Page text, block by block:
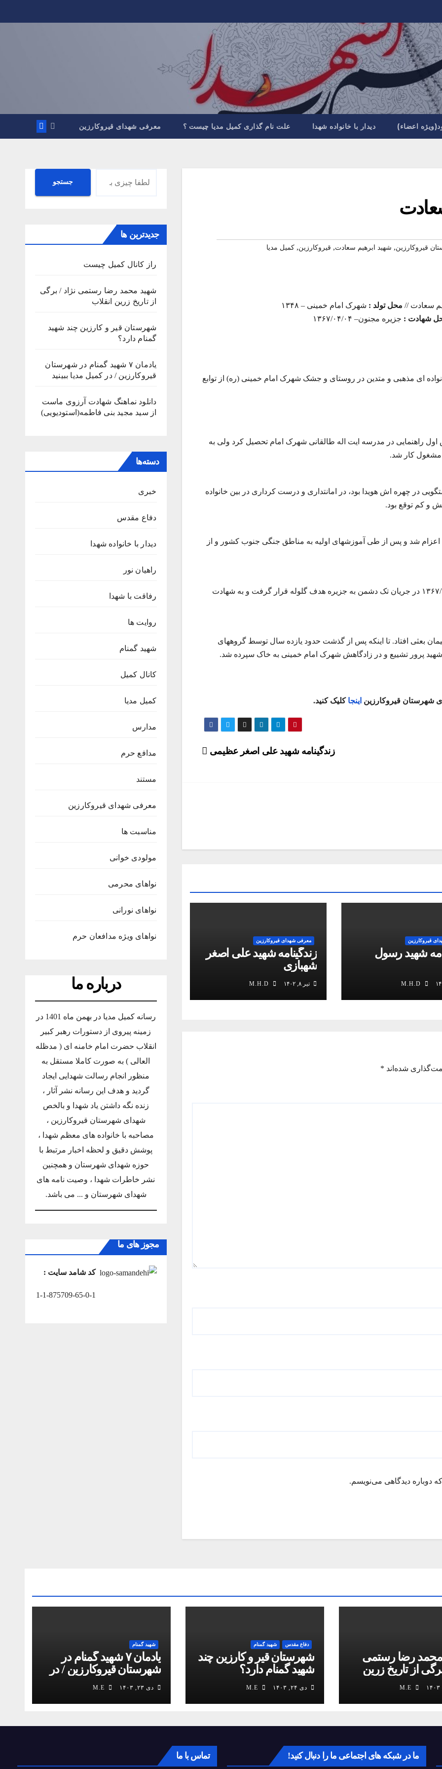
اعضاء) دیدار با خانواده شهدا علت نام گذاری کمیل مدیا چیست ؟ معرفی شهدای قیروکارزین
قیروکارزین, شهید ابرهیم سعادت, قیروکارزین, کمیل مدیا
سعادت // محل تولد : شهرک امام خمینی – ۱۳۴۸
شهادت : جزیره مجنون– ۱۳۶۷/۰۴/۰۴
شهید ابراهیم سعادت در سال ۱۳۴۸ در خانواده ای مذهبی و متدین در روستای و جشک شهرک امام خمینی (ره) از توابع
اول راهنمایی در مدرسه ایت اله طالقانی شهرک امام تحصیل کرد ولی به
مشغول کار شد.
در چهره اش هویدا بود، در امانتداری و درست کرداری در بین خانواده
و کم توقع بود.
شد و پس از طی آموزشهای اولیه به مناطق جنگی جنوب کشور و از
پس از روزها نبرد بی امان با دشمن تجاوزگر در تاریخ ۱۳۶۷/۴/۴ در جریان تک دشمن به جزیره هدف گلوله قرار گرفت و به شهادت
بعثی افتاد. تا اینکه پس از گذشت حدود یازده سال توسط گروههای
شهرستان قیروکارزین اینجاکلیک کنید.
زندگینامه شهید علی اصغر عظیمی
قیروکارزین
شهید رسول
معرفی شهدای قیروکارزین
زندگینامه شهید علی اصغر
شهبازی
تیر ۸, ۱۴۰۲
شده‌اند *
دوباره دیدگاهی می‌نویسم.
جستجو جستجو
جدیدترین ها
راز کانال کمیل چیست
شهید محمد رضا رستمی نژاد / برگی
از تاریخ زرین انقلاب
شهرستان قیر و کارزین چند شهید
گمنام دارد؟
یادمان ۷ شهید گمنام در شهرستان
قیروکارزین / در کمیل مدیا ببینید
دانلود نماهنگ شهادت آرزوی ماست
از سید مجید بنی فاطمه(استودیویی)
دسته‌ها
خبری
دفاع مقدس
دیدار با خانواده شهدا
راهیان نور
رفاقت با شهدا
روایت ها
شهید گمنام
کانال کمیل
کمیل مدیا
مدارس
مدافع حرم
مستند
معرفی شهدای قیروکارزین
مناسبت ها
مولودی خوانی
نواهای محرمی
نواهای نورانی
نواهای ویژه مدافعان حرم
درباره ما
رسانه کمیل مدیا در بهمن ماه 1401 در
زمینه پیروی از دستورات رهبر کبیر
انقلاب حضرت امام خامنه ای ( مدظله
العالی ) به صورت کاملا مستقل به
منظور انجام رسالت شهدایی ایجاد
گردید و هدف این رسانه نشر آثار ،
زنده نگه داشتن یاد شهدا و بالخص
شهدای شهرستان قیروکارزین ،
مصاحبه با خانواده های معظم شهدا ،
پوشش دقیق و لحظه اخبار مرتبط با
حوزه شهدای شهرستان و همچنین
نشر خاطرات شهدا ، وصیت نامه های
شهدای شهرستان و ... می باشد.
مجوز های ما
کد شامد سایت :
1-1-875709-65-0-1
رضا رستمی
از تاریخ زرین
دفاع مقدس شهید گمنام
شهرستان قیر و کارزین چند
شهید گمنام دارد؟
دی ۲۴, ۱۴۰۳
شهید گمنام
یادمان ۷ شهید گمنام در
شهرستان قیروکارزین / در
دی ۲۳, ۱۴۰۳
ما در شبکه های اجتماعی ما را دنبال کنید! تماس با ما